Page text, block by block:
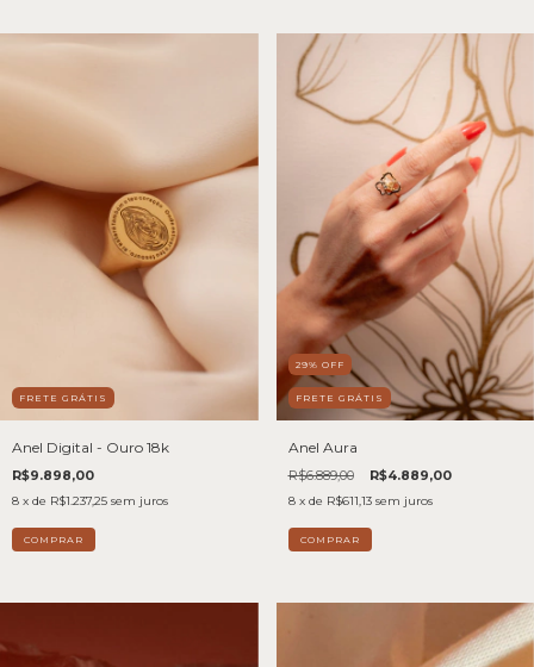
FRETE GRÁTIS
Anel Digital - Ouro 18k
R$9.898,00
8 x de R$1.237,25 sem juros
29% OFF
FRETE GRÁTIS
Anel Aura
R$6.889,00 R$4.889,00
8 x de R$611,13 sem juros